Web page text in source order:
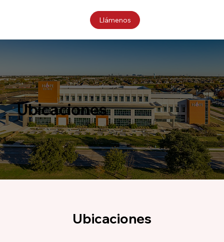
Llámenos
Ubicaciones
Ubicaciones